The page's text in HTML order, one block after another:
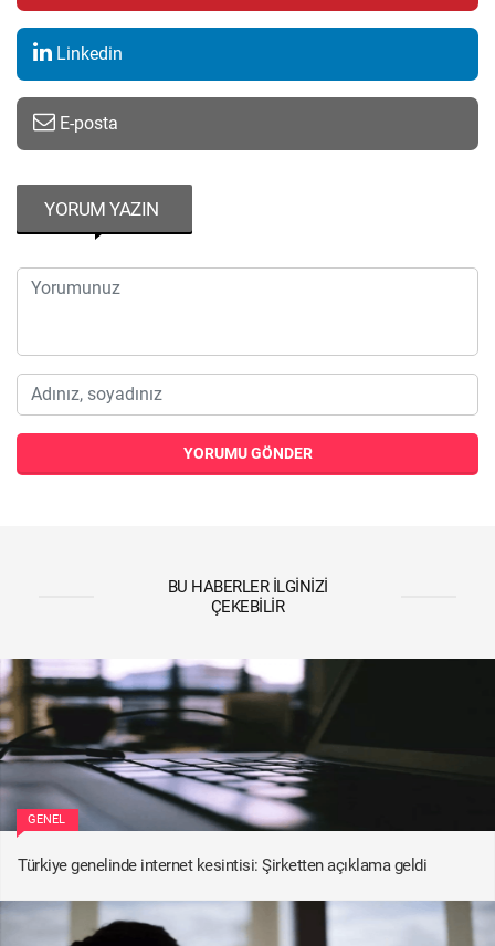
Linkedin
E-posta
YORUM YAZIN
YORUMU GÖNDER
BU HABERLER İLGINIZI
ÇEKEBILIR
GENEL
Türkiye genelinde internet kesintisi: Şirketten açıklama geldi